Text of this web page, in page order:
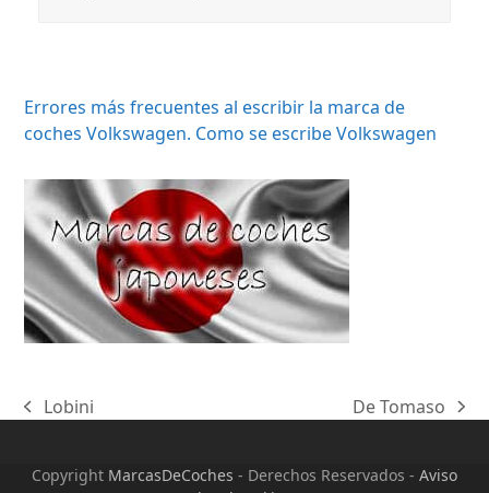
Errores más frecuentes al escribir la marca de
coches Volkswagen. Como se escribe Volkswagen
previous
Lobini
next
De Tomaso
Copyright MarcasDeCoches - Derechos Reservados - Aviso